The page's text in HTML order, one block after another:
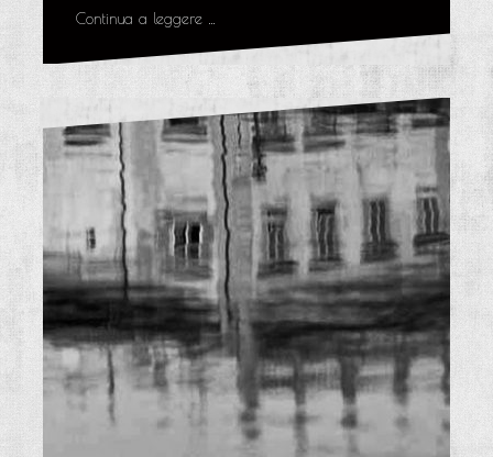
Continua a leggere …